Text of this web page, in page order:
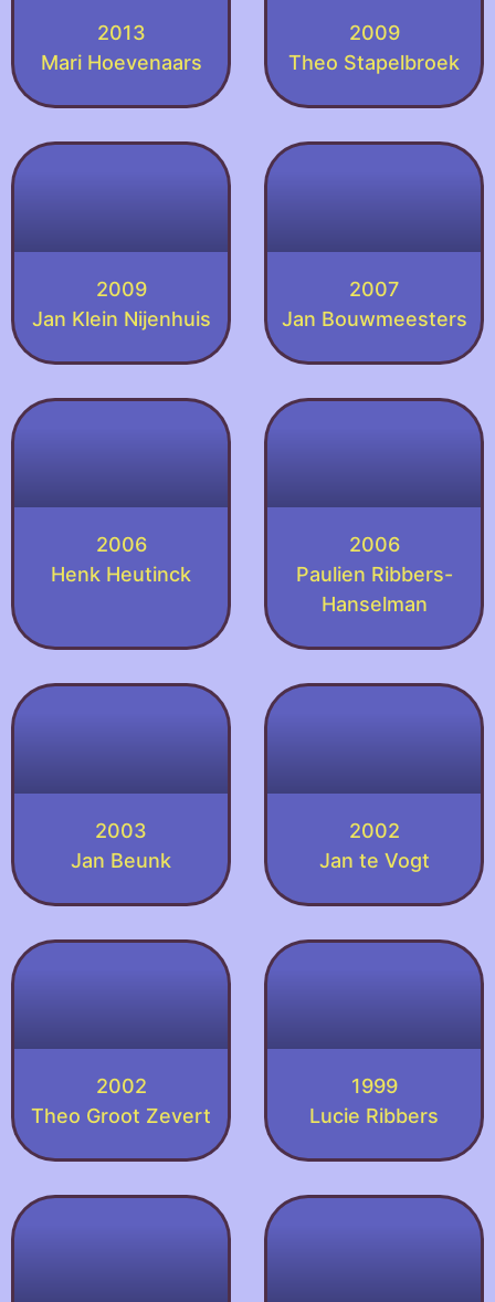
2013
Mari Hoevenaars
2009
Theo Stapelbroek
2009
Jan Klein Nijenhuis
2007
Jan Bouwmeesters
2006
Henk Heutinck
2006
Paulien Ribbers-
Hanselman
2003
Jan Beunk
2002
Jan te Vogt
2002
Theo Groot Zevert
1999
Lucie Ribbers